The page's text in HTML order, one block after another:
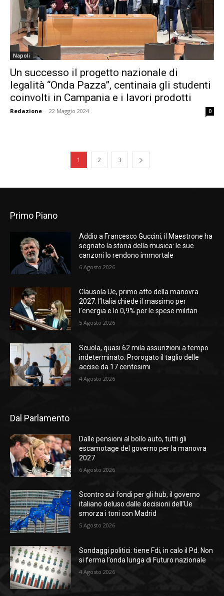
Napoli
Un successo il progetto nazionale di
legalità “Onda Pazza”, centinaia gli studenti
coinvolti in Campania e i lavori prodotti
Redazione - 22 Maggio 2024 0
1 2 3
Primo Piano
Addio a Francesco Guccini, il Maestrone ha
segnato la storia della musica: le sue
canzoni lo rendono immortale
6 Agosto 2026
Clausola Ue, primo atto della manovra
2027: l’Italia chiede il massimo per
l’energia e lo 0,9% per le spese militari
5 Agosto 2026
Scuola, quasi 62 mila assunzioni a tempo
indeterminato. Prorogato il taglio delle
accise da 17 centesimi
4 Agosto 2026
Dal Parlamento
Dalle pensioni al bollo auto, tutti gli
escamotage del governo per la manovra
2027
6 Agosto 2026
Scontro sui fondi per gli hub, il governo
italiano deluso dalle decisioni dell’Ue
smorza i toni con Madrid
5 Agosto 2026
Sondaggi politici: tiene Fdi, in calo il Pd. Non
si ferma l’onda lunga di Futuro nazionale
4 Agosto 2026